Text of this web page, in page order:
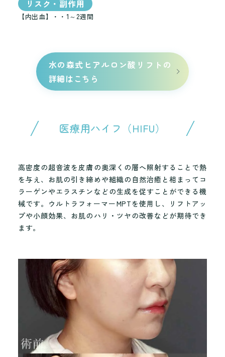
リスク・副作用
【内出血】・・1～2週間
水の森式ヒアルロン酸リフトの
詳細はこちら
医療用ハイフ（HIFU）
高密度の超音波を皮膚の奥深くの層へ照射することで熱
を与え、お肌の引き締めや組織の自然治癒と相まってコ
ラーゲンやエラスチンなどの生成を促すことができる機
械です。ウルトラフォーマーMPTを使用し、リフトアッ
プや小顔効果、お肌のハリ・ツヤの改善などが期待でき
ます。